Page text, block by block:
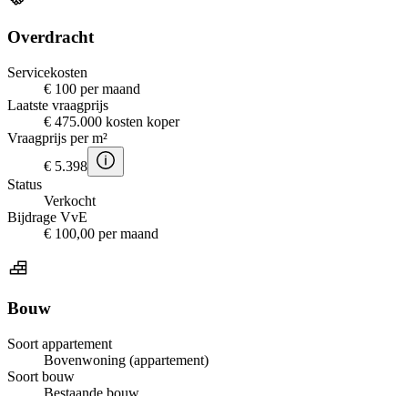
Overdracht
Servicekosten
€ 100 per maand
Laatste vraagprijs
€ 475.000 kosten koper
Vraagprijs per m²
€ 5.398
Status
Verkocht
Bijdrage VvE
€ 100,00 per maand
Bouw
Soort appartement
Bovenwoning (appartement)
Soort bouw
Bestaande bouw